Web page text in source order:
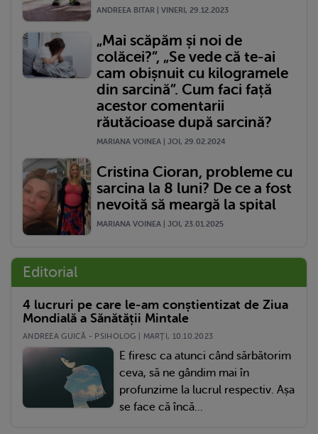
ANDREEA BITAR | VINERI, 29.12.2023
„Mai scăpăm și noi de
colăcei?”, „Se vede că te-ai
cam obișnuit cu kilogramele
din sarcină”. Cum faci față
acestor comentarii
răutăcioase după sarcină?
MARIANA VOINEA | JOI, 29.02.2024
Cristina Cioran, probleme cu
sarcina la 8 luni? De ce a fost
nevoită să meargă la spital
MARIANA VOINEA | JOI, 23.01.2025
Editorial
4 lucruri pe care le-am conștientizat de Ziua
Mondială a Sănătății Mintale
ANDREEA GUICĂ - PSIHOLOG | MARŢI, 10.10.2023
E firesc ca atunci când sărbătorim
ceva, să ne gândim mai în
profunzime la lucrul respectiv. Așa
se face că încă...